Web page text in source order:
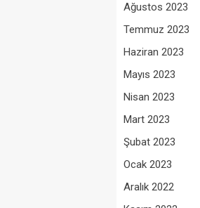
Ağustos 2023
Temmuz 2023
Haziran 2023
Mayıs 2023
Nisan 2023
Mart 2023
Şubat 2023
Ocak 2023
Aralık 2022